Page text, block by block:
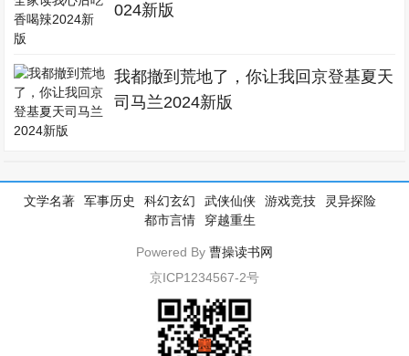
024新版
我都撤到荒地了，你让我回京登基夏天
司马兰2024新版
文学名著 军事历史 科幻玄幻 武侠仙侠 游戏竞技
灵异探险
都市言情
穿越重生
Powered By 曹操读书网
京ICP1234567-2号